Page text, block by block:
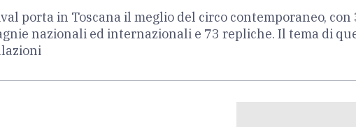
porta in Toscana il meglio del circo contemporaneo,
nazionali ed internazionali e 73 repliche. Il tema di